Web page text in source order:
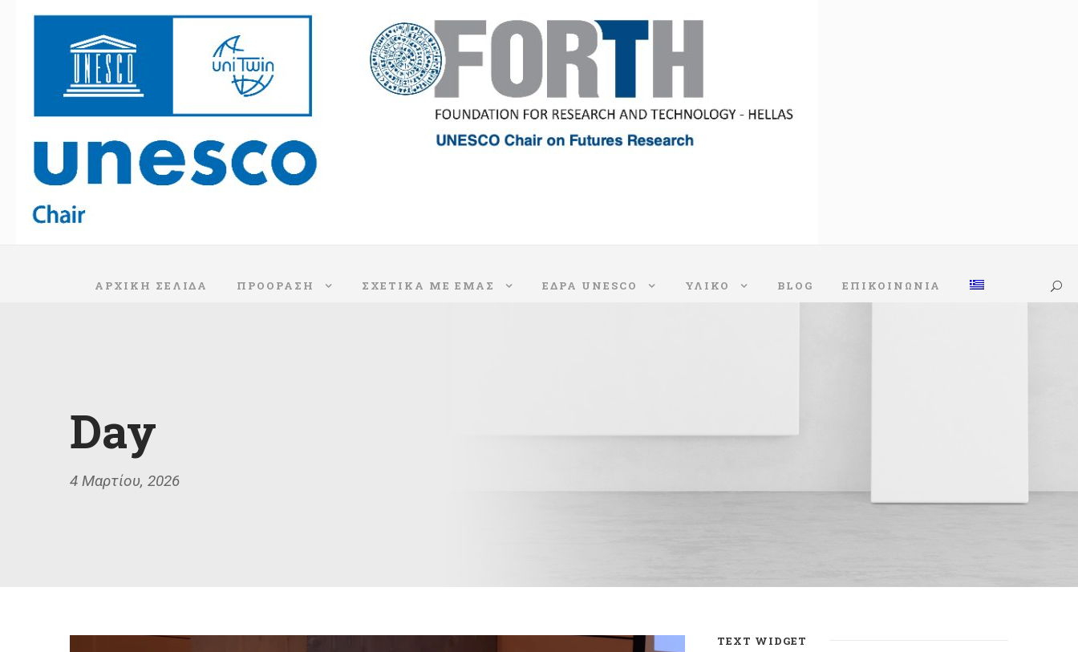
ΑΡΧΙΚΗ ΣΕΛΙΔΑ ΠΡΟΌΡΑΣΗ ΣΧΕΤΙΚΑ ΜΕ ΕΜΑΣ ΈΔΡΑ UNESCO ΥΛΙΚΟ BLOG ΕΠΙΚΟΙΝΩΝΙΑ
Day
4 Μαρτίου, 2026
TEXT WIDGET